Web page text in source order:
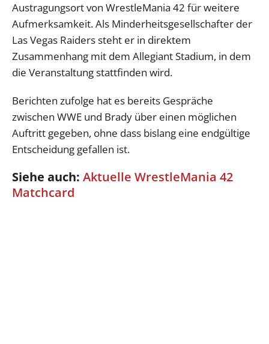
Austragungsort von WrestleMania 42 für weitere
Aufmerksamkeit. Als Minderheitsgesellschafter der
Las Vegas Raiders steht er in direktem
Zusammenhang mit dem Allegiant Stadium, in dem
die Veranstaltung stattfinden wird.
Berichten zufolge hat es bereits Gespräche
zwischen WWE und Brady über einen möglichen
Auftritt gegeben, ohne dass bislang eine endgültige
Entscheidung gefallen ist.
Siehe auch: Aktuelle WrestleMania 42
Matchcard